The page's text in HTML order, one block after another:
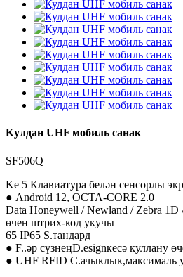
Кулдан UHF мобиль санак
SF506Q
Ke 5 Клавиатура белән сенсорлы
● Android 12, OCTA-CORE 2.0
Data Honeywell / Newland / Zebra
өчен штрих-код укучы
65 IP65 S.тандард
● F..әр сүзнеңD.esignкесә куллану
● UHF RFID C.ачыклык,максималь